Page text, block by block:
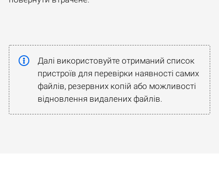
Далі використовуйте отриманий список
пристроїв для перевірки наявності самих
файлів, резервних копій або можливості
відновлення видалених файлів.